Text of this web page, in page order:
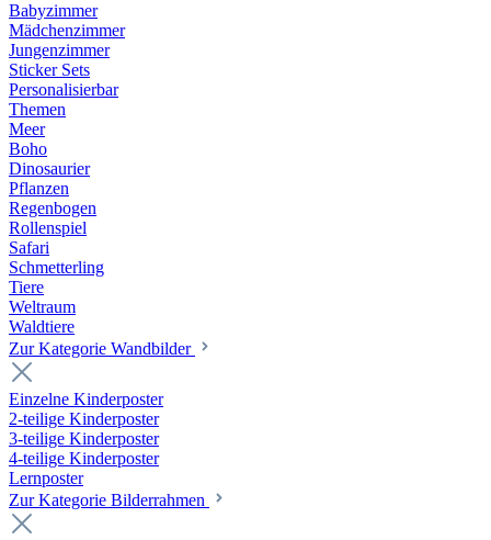
Babyzimmer
Mädchenzimmer
Jungenzimmer
Sticker Sets
Personalisierbar
Themen
Meer
Boho
Dinosaurier
Pflanzen
Regenbogen
Rollenspiel
Safari
Schmetterling
Tiere
Weltraum
Waldtiere
Zur Kategorie Wandbilder
Einzelne Kinderposter
2-teilige Kinderposter
3-teilige Kinderposter
4-teilige Kinderposter
Lernposter
Zur Kategorie Bilderrahmen